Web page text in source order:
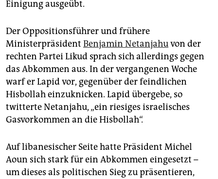
Einigung ausgeübt.
Der Oppositionsführer und frühere
Ministerpräsident Benjamin Netanjahuvon der
rechten Partei Likud sprach sich allerdings gegen
das Abkommen aus. In der vergangenen Woche
warf er Lapid vor, gegenüber der feindlichen
Hisbollah einzuknicken. Lapid übergebe, so
twitterte Netanjahu, „ein riesiges israelisches
Gasvorkommen an die Hisbollah“.
Auf libanesischer Seite hatte Präsident Michel
Aoun sich stark für ein Abkommen eingesetzt –
um dieses als politischen Sieg zu präsentieren,